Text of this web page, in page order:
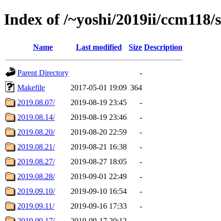
Index of /~yoshi/2019ii/ccm118/
Name Last modified Size Description
Parent Directory
-
Makefile
2017-05-01 19:09 364
2019.08.07/
2019-08-19 23:45
-
2019.08.14/
2019-08-19 23:46
-
2019.08.20/
2019-08-20 22:59
-
2019.08.21/
2019-08-21 16:38
-
2019.08.27/
2019-08-27 18:05
-
2019.08.28/
2019-09-01 22:49
-
2019.09.10/
2019-09-10 16:54
-
2019.09.11/
2019-09-16 17:33
-